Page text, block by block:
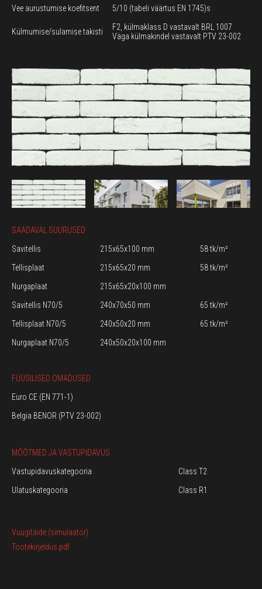
SAADAVAL SUURUSED
Savitellis
215x65x100 mm
58 tk/m²
Tellisplaat
215x65x20 mm
58 tk/m²
Nurgaplaat
215x65x20x100 mm
Savitellis N70/5
240x70x50 mm
65 tk/m²
Tellisplaat N70/5
240x50x20 mm
65 tk/m²
Nurgaplaat N70/5
240x50x20x100 mm
FÜÜSILISED OMADUSED
Euro CE (EN 771-1)
Belgia BENOR (PTV 23-002)
MÕÕTMED JA VASTUPIDAVUS
Vastupidavuskategooria
Class T2
Ulatuskategooria
Class R1
Vuugitäide (simulaator)
Tootekirjeldus.pdf
Vee aurustumise koefitsent
5/10 (tabeli väärtus EN 1745)s
Külmumise/sulamise takisti
F2, külmaklass D vastavalt BRL 1007
Väga külmakindel vastavalt PTV 23-002